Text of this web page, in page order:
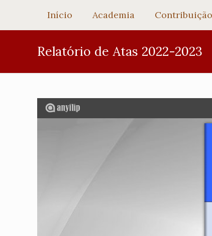
Início Academia
Relatório de Atas 2022-2023